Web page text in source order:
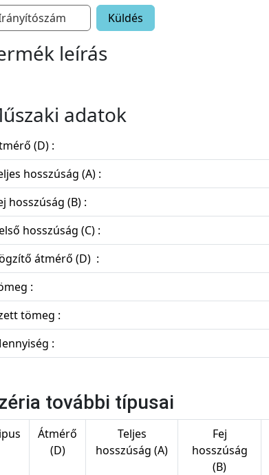
Küldés
leírás
adatok
(D) :
hosszúság (A) :
hosszúság (B) :
hosszúság (C) :
átmérő (D) :
:
tömeg :
:
további típusai
Átmérő
(D)
Teljes
hosszúság (A)
Fej
hosszúság
(B)